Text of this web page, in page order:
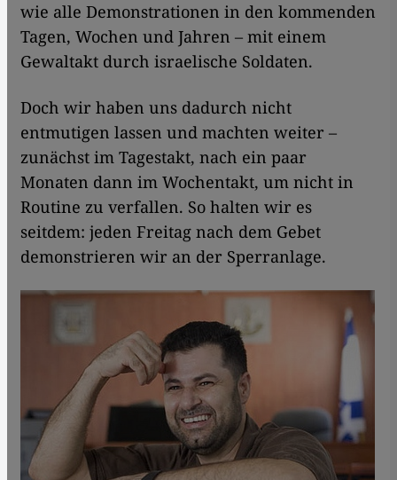
wie alle Demonstrationen in den kommenden
Tagen, Wochen und Jahren – mit einem
Gewaltakt durch israelische Soldaten.
Doch wir haben uns dadurch nicht
entmutigen lassen und machten weiter –
zunächst im Tagestakt, nach ein paar
Monaten dann im Wochentakt, um nicht in
Routine zu verfallen. So halten wir es
seitdem: jeden Freitag nach dem Gebet
demonstrieren wir an der Sperranlage.